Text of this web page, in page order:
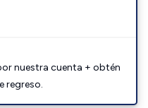
nuestra cuenta + obtén
regreso.